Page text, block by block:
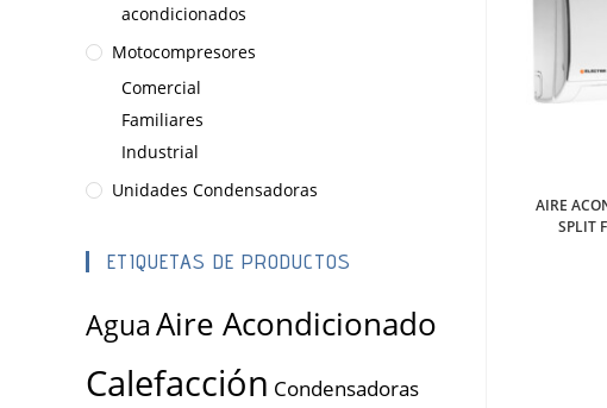
AIRE
SPLIT
acondicionados
Motocompresores
Comercial
Familiares
Industrial
Unidades Condensadoras
ETIQUETAS DE PRODUCTOS
AguaAire Acondicionado
Calefacción Condensadoras